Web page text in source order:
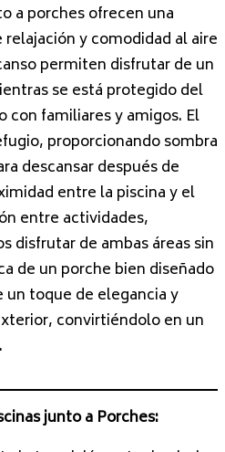
a porches ofrecen una
y comodidad al aire
permiten disfrutar de un
se está protegido del
familiares y amigos. El
proporcionando sombra
descansar después de
entre la piscina y el
entre actividades,
disfrutar de ambas áreas sin
de un porche bien diseñado
un toque de elegancia y
convirtiéndolo en un
junto a Porches: